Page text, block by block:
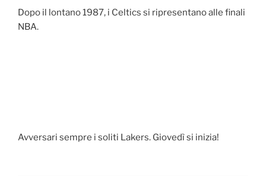
Dopo il lontano 1987, i Celtics si ripresentano alle finali
NBA.
Avversari sempre i soliti Lakers. Giovedì si inizia!